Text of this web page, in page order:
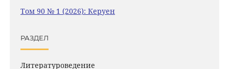
Том 90 № 1 (2026): Керуен
РАЗДЕЛ
Литературоведение